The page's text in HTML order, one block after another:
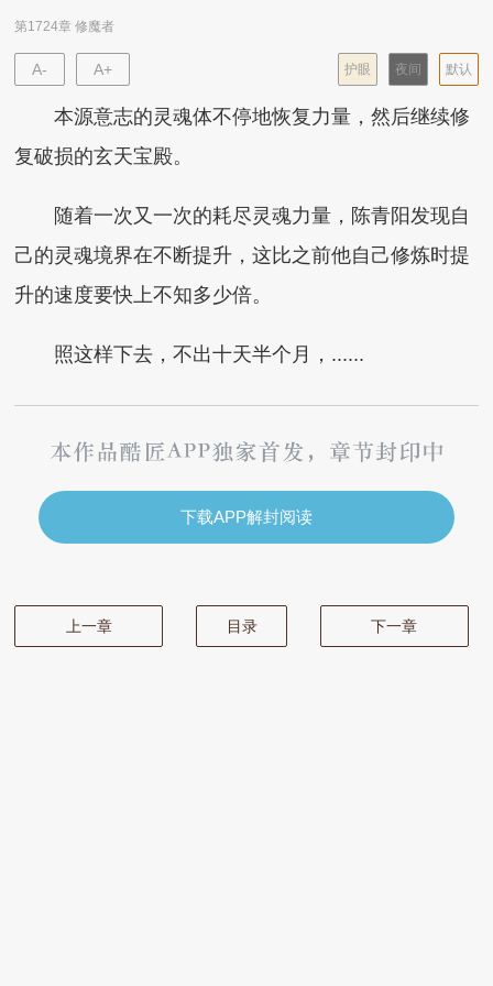
第1724章 修魔者
A- A+ 默认
夜间
护眼
本源意志的灵魂体不停地恢复力量，然后继续修
复破损的玄天宝殿。
随着一次又一次的耗尽灵魂力量，陈青阳发现自
己的灵魂境界在不断提升，这比之前他自己修炼时提
升的速度要快上不知多少倍。
照这样下去，不出十天半个月，......
下载APP解封阅读
上一章 目录 下一章